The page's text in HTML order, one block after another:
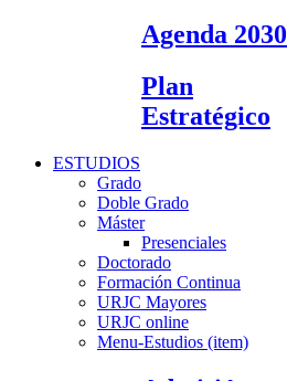
Agenda 2030
Plan
Estratégico
ESTUDIOS
Grado
Doble Grado
Máster
Presenciales
Doctorado
Formación Continua
URJC Mayores
URJC online
Menu-Estudios (item)